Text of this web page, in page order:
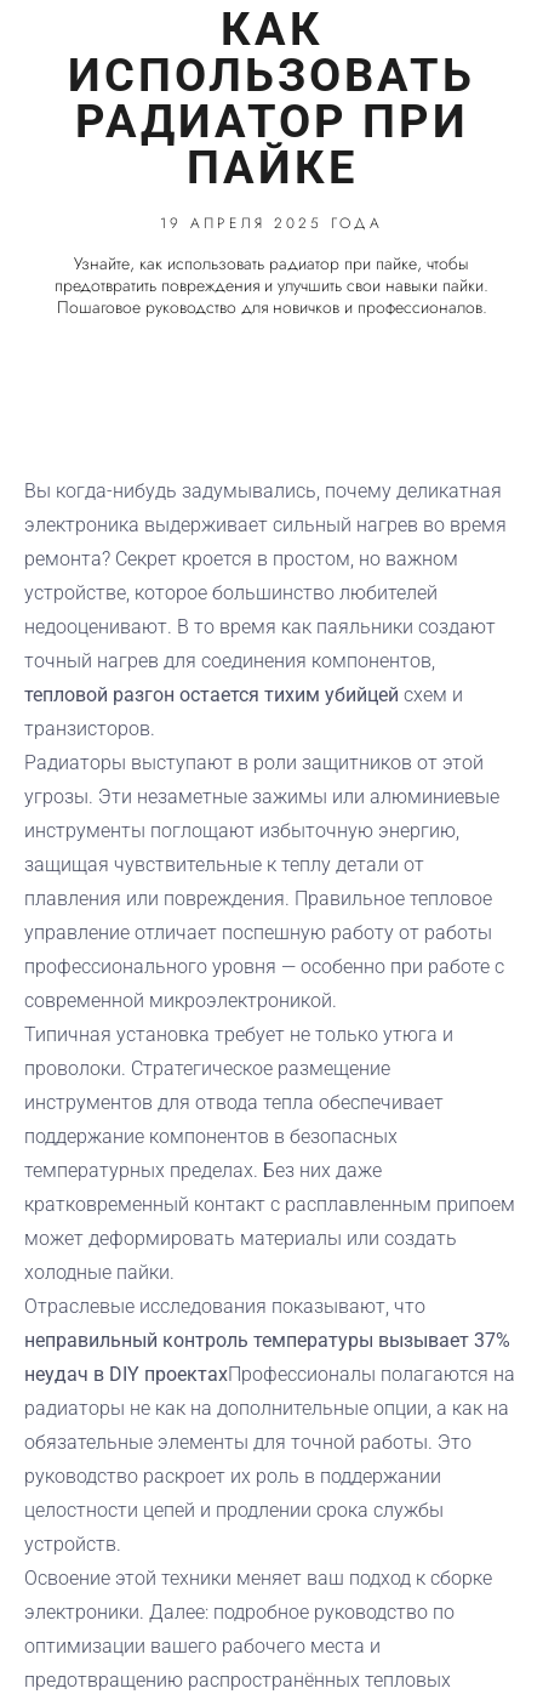
КАК
ИСПОЛЬЗОВАТЬ
РАДИАТОР ПРИ
ПАЙКЕ
19 АПРЕЛЯ 2025 ГОДА
Узнайте, как использовать радиатор при пайке, чтобы
предотвратить повреждения и улучшить свои навыки пайки.
Пошаговое руководство для новичков и профессионалов.
Вы когда-нибудь задумывались, почему деликатная
электроника выдерживает сильный нагрев во время
ремонта? Секрет кроется в простом, но важном
устройстве, которое большинство любителей
недооценивают. В то время как паяльники создают
точный нагрев для соединения компонентов,
тепловой разгон остается тихим убийцей схем и
транзисторов.
Радиаторы выступают в роли защитников от этой
угрозы. Эти незаметные зажимы или алюминиевые
инструменты поглощают избыточную энергию,
защищая чувствительные к теплу детали от
плавления или повреждения. Правильное тепловое
управление отличает поспешную работу от работы
профессионального уровня — особенно при работе с
современной микроэлектроникой.
Типичная установка требует не только утюга и
проволоки. Стратегическое размещение
инструментов для отвода тепла обеспечивает
поддержание компонентов в безопасных
температурных пределах. Без них даже
кратковременный контакт с расплавленным припоем
может деформировать материалы или создать
холодные пайки.
Отраслевые исследования показывают, что
неправильный контроль температуры вызывает 37%
неудач в DIY проектахПрофессионалы полагаются на
радиаторы не как на дополнительные опции, а как на
обязательные элементы для точной работы. Это
руководство раскроет их роль в поддержании
целостности цепей и продлении срока службы
устройств.
Освоение этой техники меняет ваш подход к сборке
электроники. Далее: подробное руководство по
оптимизации вашего рабочего места и
предотвращению распространённых тепловых